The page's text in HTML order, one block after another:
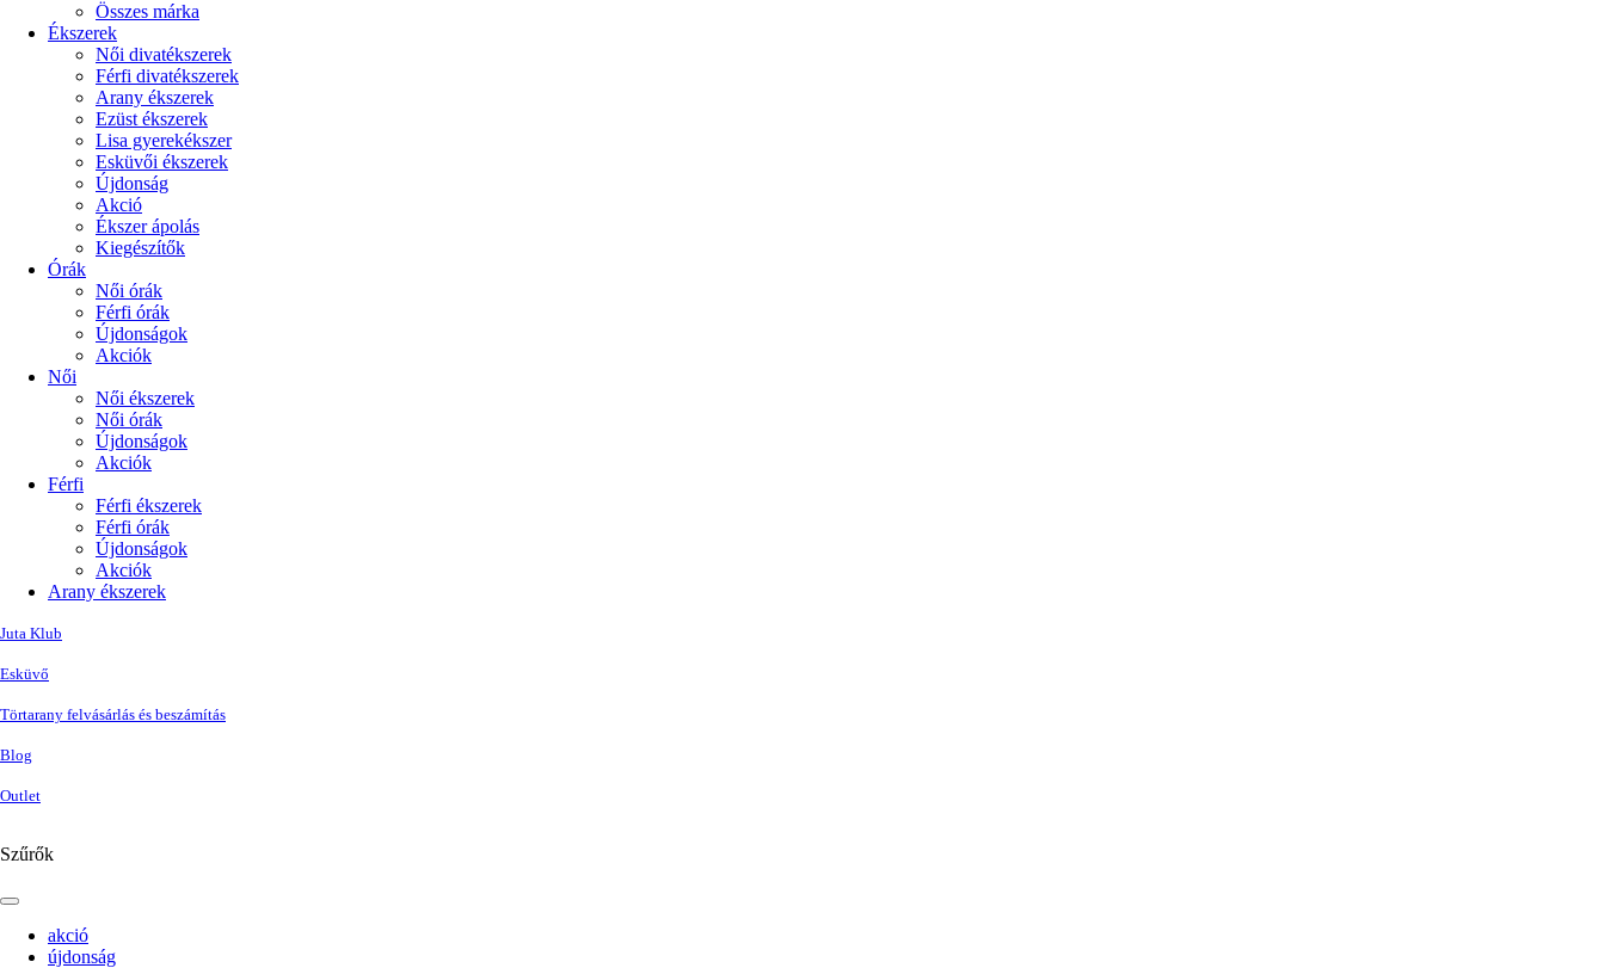
Összes márka
Ékszerek
Női divatékszerek
Férfi divatékszerek
Arany ékszerek
Ezüst ékszerek
Lisa gyerekékszer
Esküvői ékszerek
Újdonság
Akció
Ékszer ápolás
Kiegészítők
Órák
Női órák
Férfi órák
Újdonságok
Akciók
Női
Női ékszerek
Női órák
Újdonságok
Akciók
Férfi
Férfi ékszerek
Férfi órák
Újdonságok
Akciók
Arany ékszerek
Juta Klub
Esküvő
Törtarany felvásárlás és beszámítás
Blog
Outlet
Szűrők
akció
újdonság